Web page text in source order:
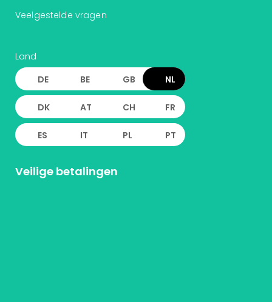
Veelgestelde vragen
Land
DE BE GB NL
DK AT CH FR
ES IT PL PT
Veilige betalingen